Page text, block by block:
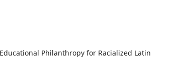
Philanthropy for Racialized Latin